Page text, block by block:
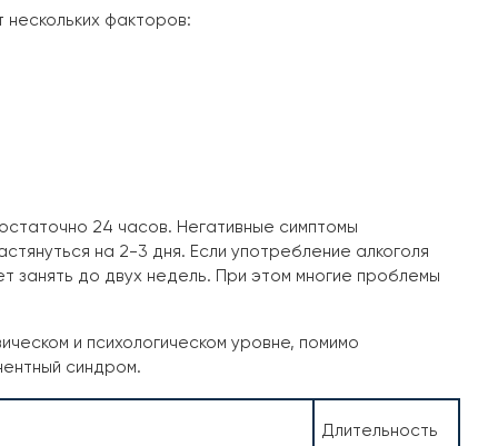
нескольких факторов:
24 часов. Негативные симптомы
на 2-3 дня. Если употребление алкоголя
занять до двух недель. При этом многие проблемы
и психологическом уровне, помимо
синдром.
Длительность